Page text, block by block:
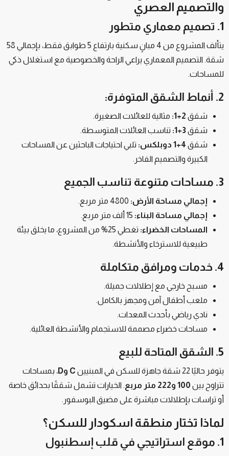
والتصميم العصري
يتألف المشروع من 4 مبانٍ سكنية بارتفاع 5 طوابق فقط، بإجمالي 58
شقة. التصميم المعماري يراعي الراحة والخصوصية مع استغلال ذكي
للمساحات.
شقق2+1:
مثالية للعائلات الصغيرة.
شقق3+1:
تناسب العائلات المتوسطة.
شقق4+1 دوبلكس:
تلبي احتياجات الباحثين عن المساحات
الكبيرة والتصميم الفاخر.
إجمالي مساحة الأرض:
إجمالي مساحة البناء:15 ألف متر مربع.
المساحات الخضراء:
تغطي 25% من المشروع، ما يخلق بيئة
طبيعية للاسترخاء والأنشطة.
4. خدمات ومرافق متكاملة
مسبح خارجي مع إطلالات جميلة.
ملعب أطفال آمن ومجهز بالكامل.
نادي رياضي بأحدث المعدات.
مساحات خضراء مصممة للاستجمام والأنشطة العائلية.
يتوفر حاليًا 22 شقة جاهزة للسكن في المبنيين C وD
، بمساحات
تتراوح بين100 و222 متر مربع
. الخيارات تشمل شققًا بحدائق خاصة
أو تراسات بإطلالات مباشرة على مضيق البوسفور.
لماذا تختار منطقة اسكودار للسكن؟